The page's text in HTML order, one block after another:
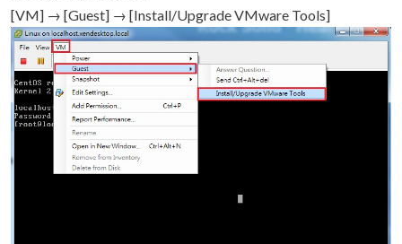
[VM] → [Guest] → [Install/Upgrade VMware Tools]